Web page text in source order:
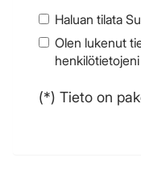
Haluan tilata
Olen lukenut
(*) Tieto on